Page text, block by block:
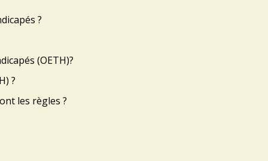
?
(OETH)?
?
les règles ?